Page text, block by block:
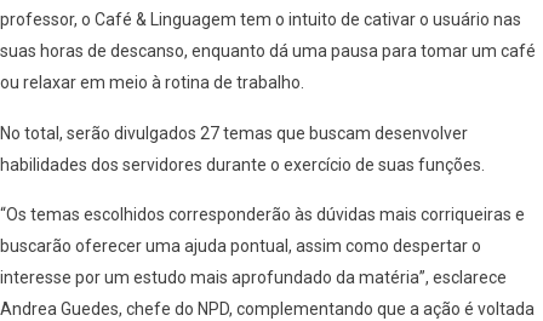
professor, o Café & Linguagem tem o intuito de cativar o usuário nas
suas horas de descanso, enquanto dá uma pausa para tomar um café
ou relaxar em meio à rotina de trabalho.
No total, serão divulgados 27 temas que buscam desenvolver
habilidades dos servidores durante o exercício de suas funções.
“Os temas escolhidos corresponderão às dúvidas mais corriqueiras e
buscarão oferecer uma ajuda pontual, assim como despertar o
interesse por um estudo mais aprofundado da matéria”, esclarece
Andrea Guedes, chefe do NPD, complementando que a ação é voltada